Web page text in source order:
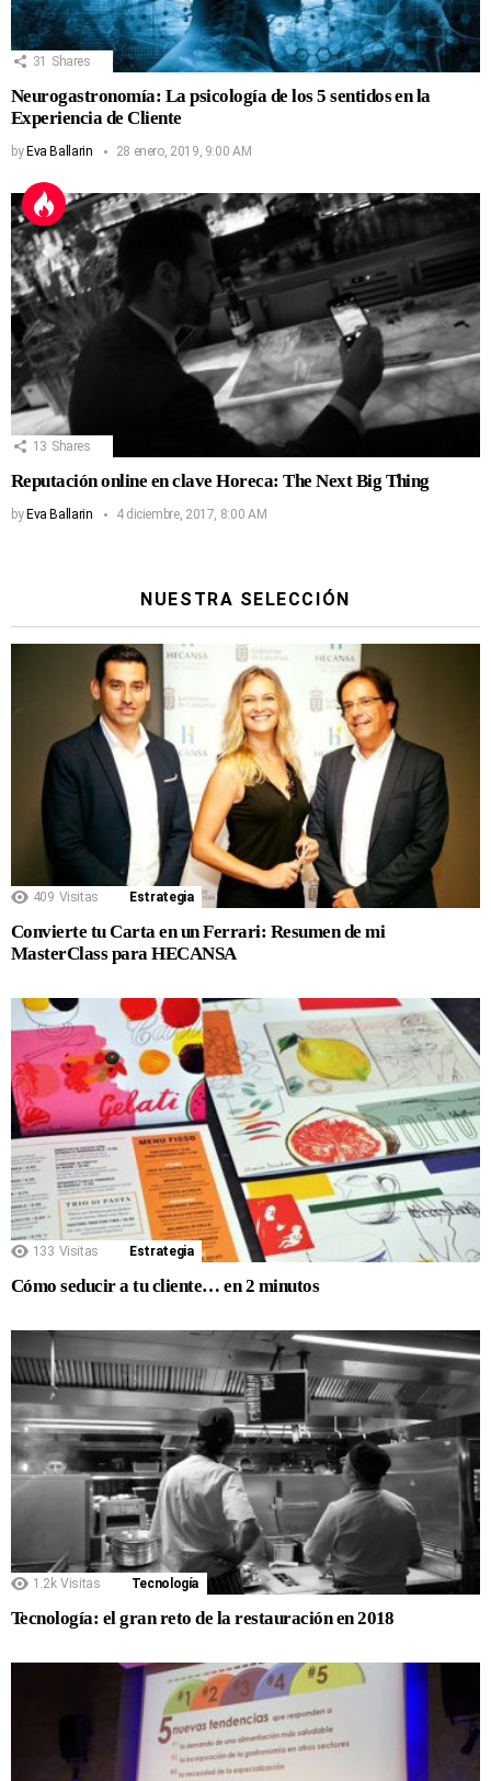
31 Shares
Neurogastronomía: La psicología de los 5 sentidos en la
Experiencia de Cliente
byEva Ballarin 28 enero, 2019, 9:00 AM
13 Shares
Reputación online en clave Horeca: The Next Big Thing
byEva Ballarin 4 diciembre, 2017, 8:00 AM
NUESTRA SELECCIÓN
409 Visitas Estrategia
Convierte tu Carta en un Ferrari: Resumen de mi
MasterClass para HECANSA
133 Visitas Estrategia
Cómo seducir a tu cliente… en 2 minutos
1.2k Visitas Tecnología
Tecnología: el gran reto de la restauración en 2018